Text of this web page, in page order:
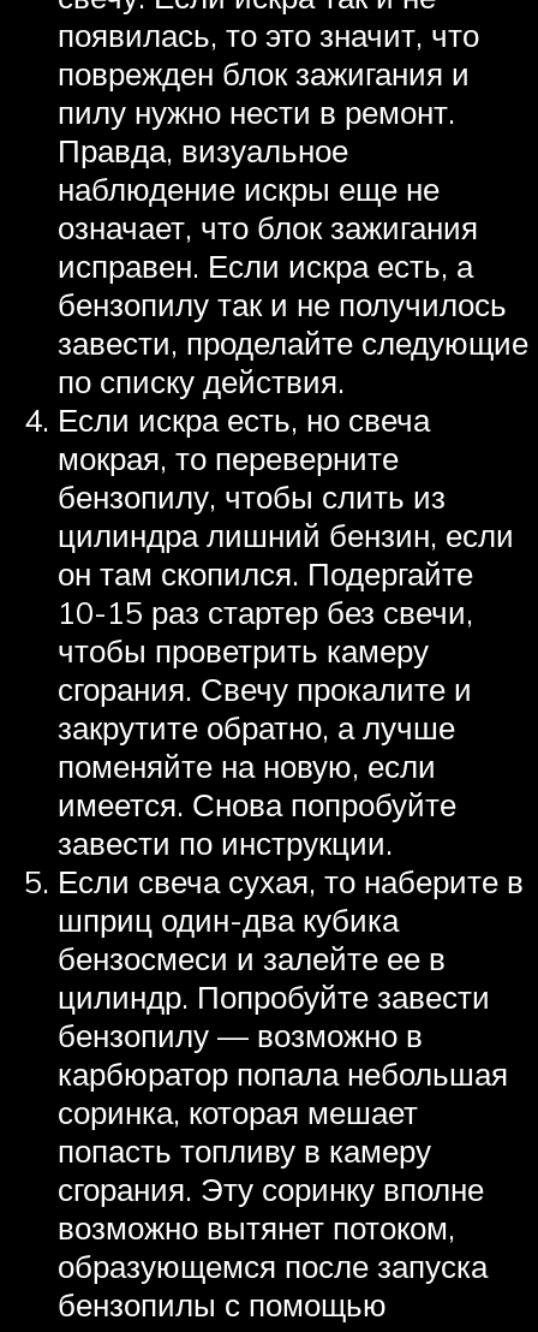
появилась, то это значит, что
поврежден блок зажигания и
пилу нужно нести в ремонт.
Правда, визуальное
наблюдение искры еще не
означает, что блок зажигания
исправен. Если искра есть, а
бензопилу так и не получилось
завести, проделайте следующие
по списку действия.
Если искра есть, но свеча
мокрая, то переверните
бензопилу, чтобы слить из
цилиндра лишний бензин, если
он там скопился. Подергайте
10-15 раз стартер без свечи,
чтобы проветрить камеру
сгорания. Свечу прокалите и
закрутите обратно, а лучше
поменяйте на новую, если
имеется. Снова попробуйте
завести по инструкции.
Если свеча сухая, то наберите в
шприц один-два кубика
бензосмеси и залейте ее в
цилиндр. Попробуйте завести
бензопилу — возможно в
карбюратор попала небольшая
соринка, которая мешает
попасть топливу в камеру
сгорания. Эту соринку вполне
возможно вытянет потоком,
образующемся после запуска
бензопилы с помощью